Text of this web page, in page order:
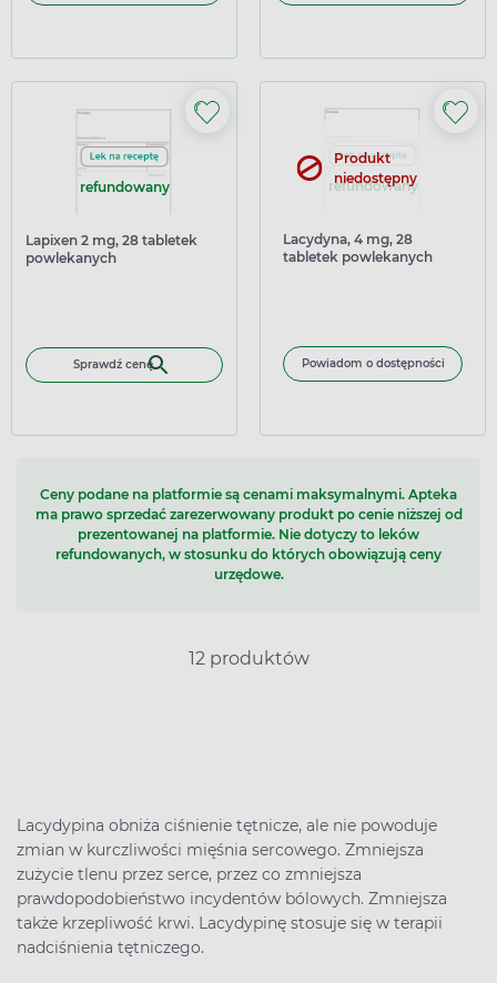
refundowany
Lapixen 2 mg, 28 tabletek
powlekanych
Sprawdź cenę
refundowany
Produkt
niedostępny
Lacydyna, 4 mg, 28
tabletek powlekanych
Powiadom o dostępności
Ceny podane na platformie są cenami maksymalnymi. Apteka
ma prawo sprzedać zarezerwowany produkt po cenie niższej od
prezentowanej na platformie. Nie dotyczy to leków
refundowanych, w stosunku do których obowiązują ceny
urzędowe.
12 produktów
Lacydypina obniża ciśnienie tętnicze, ale nie powoduje
zmian w kurczliwości mięśnia sercowego. Zmniejsza
zużycie tlenu przez serce, przez co zmniejsza
prawdopodobieństwo incydentów bólowych. Zmniejsza
także krzepliwość krwi. Lacydypinę stosuje się w terapii
nadciśnienia tętniczego.